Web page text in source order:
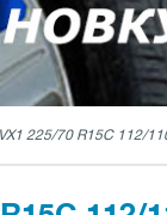
225/70 R15C 112/